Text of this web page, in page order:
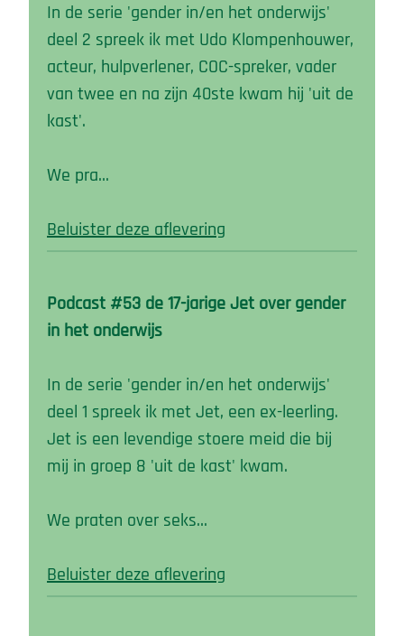
In de serie 'gender in/en het onderwijs'
deel 2 spreek ik met Udo Klompenhouwer,
acteur, hulpverlener, COC-spreker, vader
van twee en na zijn 40ste kwam hij 'uit de
kast'.
We pra…
Beluister deze aflevering
Podcast #53 de 17-jarige Jet over gender
in het onderwijs
In de serie 'gender in/en het onderwijs'
deel 1 spreek ik met Jet, een ex-leerling.
Jet is een levendige stoere meid die bij
mij in groep 8 'uit de kast' kwam.
We praten over seks…
Beluister deze aflevering